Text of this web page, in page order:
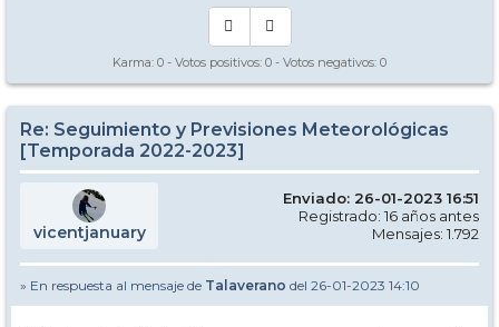
Karma: 0 - Votos positivos: 0 - Votos negativos: 0
Re: Seguimiento y Previsiones Meteorológicas
[Temporada 2022-2023]
vicentjanuary
Enviado: 26-01-2023 16:51
Registrado: 16 años antes
Mensajes: 1.792
» En respuesta al mensaje de Talaverano del 26-01-2023 14:10